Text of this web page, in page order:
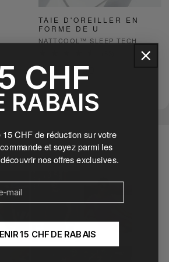
TAIE D'OREILLER EN
FORME DE U
Fournisseur :
NATTCOOL™ SLEEP TECH
Prix
habituel
CHF 69.90
CHF
RABAIS
15 CHF de réduction sur votre
et soyez parmi les
nos offres exclusives.
15 CHF DE RABAIS